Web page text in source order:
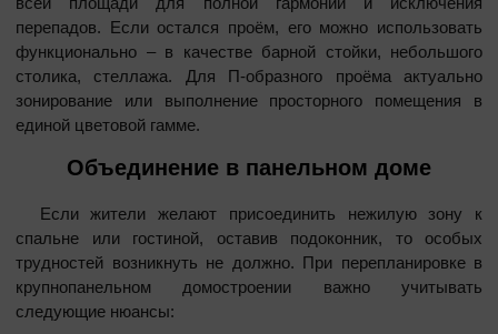
перепадов. Если остался проём, его можно использовать
функционально – в качестве барной стойки, небольшого
столика, стеллажа. Для П-образного проёма актуально
зонирование или выполнение просторного помещения в
единой цветовой гамме.
Объединение в панельном доме
Если жители желают присоединить нежилую зону к
спальне или гостиной, оставив подоконник, то особых
трудностей возникнуть не должно. При перепланировке в
крупнопанельном домостроении важно учитывать
следующие нюансы: